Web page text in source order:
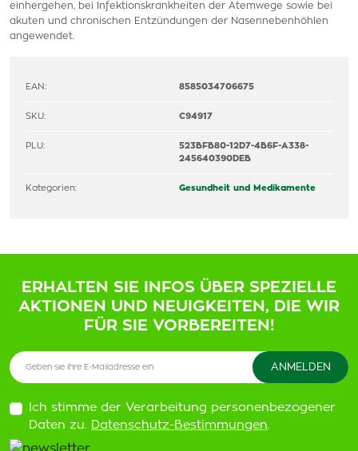
einhergehen, bei Infektionskrankheiten der Atemwege sowie bei
akuten und chronischen Entzündungen der Nasennebenhöhlen
angewendet.
EAN: 8585034706675
SKU: C94917
PLU:
523BFB80-12D7-4B6F-A338-
245640390DEB
Kategorien: Gesundheit und Medikamente
ERHALTEN SIE INFOS ÜBER SPEZIELLE
AKTIONEN UND NEUIGKEITEN, DIE WIR
FÜR SIE VORBEREITEN!
Ich stimme der Verarbeitung personenbezogener
Daten zu. Datenschutz-Bestimmungen.